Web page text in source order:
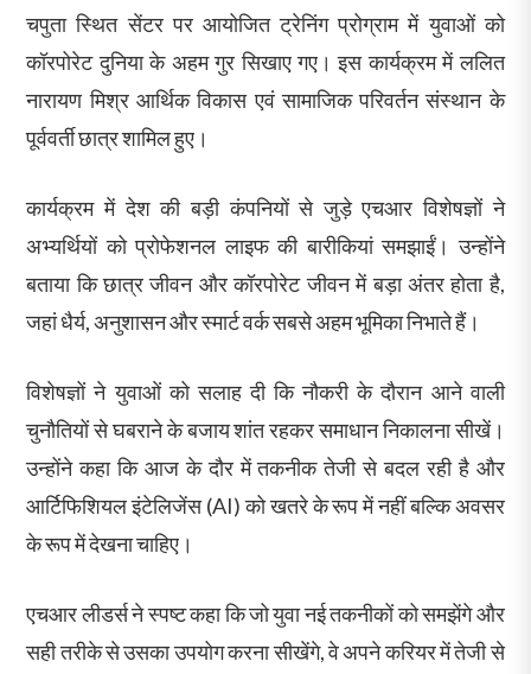
चपुता स्थित सेंटर पर आयोजित ट्रेनिंग प्रोग्राम में युवाओं को
कॉरपोरेट दुनिया के अहम गुर सिखाए गए। इस कार्यक्रम में ललित
नारायण मिश्र आर्थिक विकास एवं सामाजिक परिवर्तन संस्थान के
पूर्ववर्ती छात्र शामिल हुए।
कार्यक्रम में देश की बड़ी कंपनियों से जुड़े एचआर विशेषज्ञों ने
अभ्यर्थियों को प्रोफेशनल लाइफ की बारीकियां समझाईं। उन्होंने
बताया कि छात्र जीवन और कॉरपोरेट जीवन में बड़ा अंतर होता है,
जहां धैर्य, अनुशासन और स्मार्ट वर्क सबसे अहम भूमिका निभाते हैं।
विशेषज्ञों ने युवाओं को सलाह दी कि नौकरी के दौरान आने वाली
चुनौतियों से घबराने के बजाय शांत रहकर समाधान निकालना सीखें।
उन्होंने कहा कि आज के दौर में तकनीक तेजी से बदल रही है और
आर्टिफिशियल इंटेलिजेंस (AI) को खतरे के रूप में नहीं बल्कि अवसर
के रूप में देखना चाहिए।
एचआर लीडर्स ने स्पष्ट कहा कि जो युवा नई तकनीकों को समझेंगे और
सही तरीके से उसका उपयोग करना सीखेंगे, वे अपने करियर में तेजी से